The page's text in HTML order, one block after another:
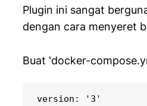
Plugin ini sangat
dengan cara menyeret
Buat 'docker-
version: '3'